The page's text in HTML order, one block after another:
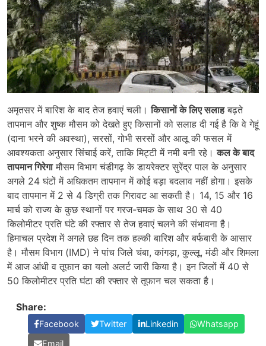
अमृतसर में बारिश के बाद तेज हवाएं चली।किसानों के लिए सलाहबढ़ते
तापमान और शुष्क मौसम को देखते हुए किसानों को सलाह दी गई है कि वे गेहूं
(दाना भरने की अवस्था), सरसों, गोभी सरसों और आलू की फसल में
आवश्यकता अनुसार सिंचाई करें, ताकि मिट्टी में नमी बनी रहे।कल के बाद
तापमान गिरेगामौसम विभाग चंडीगढ़ के डायरेक्टर सुरेंद्र पाल के अनुसार
अगले 24 घंटों में अधिकतम तापमान में कोई बड़ा बदलाव नहीं होगा। इसके
बाद तापमान में 2 से 4 डिग्री तक गिरावट आ सकती है। 14, 15 और 16
मार्च को राज्य के कुछ स्थानों पर गरज-चमक के साथ 30 से 40
किलोमीटर प्रति घंटे की रफ्तार से तेज हवाएं चलने की संभावना है।
हिमाचल प्रदेश में अगले छह दिन तक हल्की बारिश और बर्फबारी के आसार
है। मौसम विभाग (IMD) ने पांच जिले चंबा, कांगड़ा, कुल्लू, मंडी और शिमला
में आज आंधी व तूफान का यलो अलर्ट जारी किया है। इन जिलों में 40 से
50 किलोमीटर प्रति घंटा की रफ्तार से तूफान चल सकता है।
Share:
Facebook Twitter Linkedin
Whatsapp
Email